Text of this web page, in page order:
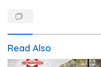
Read Also